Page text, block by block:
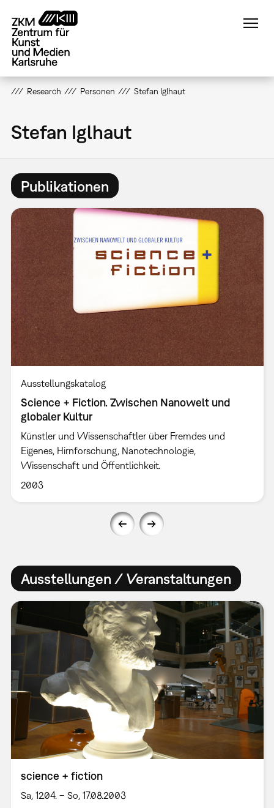
zum
Inhalt
Research Personen Stefan Iglhaut
Stefan Iglhaut
Publikationen
Ausstellungskatalog
Science + Fiction. Zwischen Nanowelt und
globaler Kultur
Künstler und Wissenschaftler über Fremdes und
Eigenes, Hirnforschung, Nanotechnologie,
Wissenschaft und Öffentlichkeit.
2003
Ausstellungen / Veranstaltungen
science + fiction
Sa, 12.04. – So, 17.08.2003